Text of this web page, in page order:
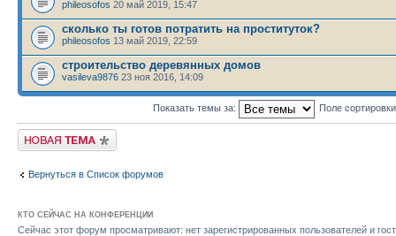
phileosofos 20 май 2019, 15:47
сколько ты готов потратить на проституток?
phileosofos 13 май 2019, 22:59
строительство деревянных домов
vasileva9876 23 ноя 2016, 14:09
Показать темы за: Поле
Новая тема
Вернуться в Список форумов
КТО СЕЙЧАС НА КОНФЕРЕНЦИИ
Сейчас этот форум просматривают: нет зарегистрированных пользователей и